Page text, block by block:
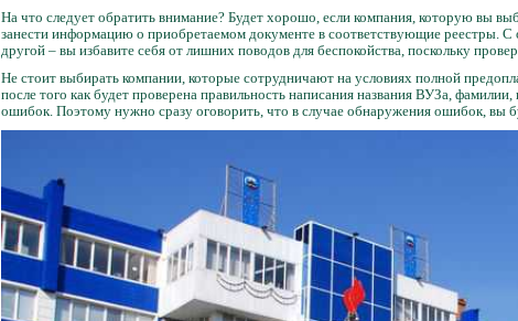
На что следует обратить внимание? Будет хорошо, если компания, которую вы
занести информацию о приобретаемом документе в соответствующие реестры. С
другой – вы избавите себя от лишних поводов для беспокойства, поскольку
Не стоит выбирать компании, которые сотрудничают на условиях полной
после того как будет проверена правильность написания названия ВУЗа,
ошибок. Поэтому нужно сразу оговорить, что в случае обнаружения ошибок, вы